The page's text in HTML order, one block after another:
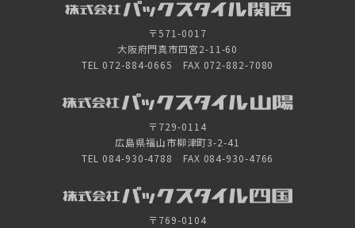
〒571-0017
大阪府門真市四宮2-11-60
TEL 072-884-0665 FAX 072-882-7080
〒729-0114
広島県福山市柳津町3-2-41
TEL 084-930-4788 FAX 084-930-4766
〒769-0104